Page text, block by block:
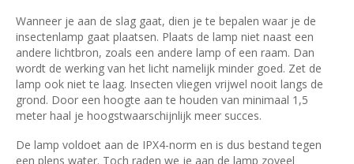
Wanneer je aan de slag gaat, dien je te bepalen waar je de
insectenlamp gaat plaatsen. Plaats de lamp niet naast een
andere lichtbron, zoals een andere lamp of een raam. Dan
wordt de werking van het licht namelijk minder goed. Zet de
lamp ook niet te laag. Insecten vliegen vrijwel nooit langs de
grond. Door een hoogte aan te houden van minimaal 1,5
meter haal je hoogstwaarschijnlijk meer succes.
De lamp voldoet aan de IPX4-norm en is dus bestand tegen
een plens water. Toch raden we je aan de lamp zoveel